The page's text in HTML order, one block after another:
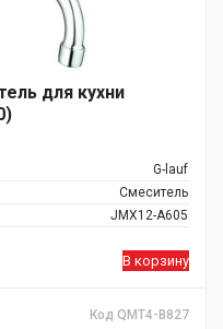
для кухни
G-lauf
Смеситель
JMX12-A605
В корзину
Код QMT4-B827